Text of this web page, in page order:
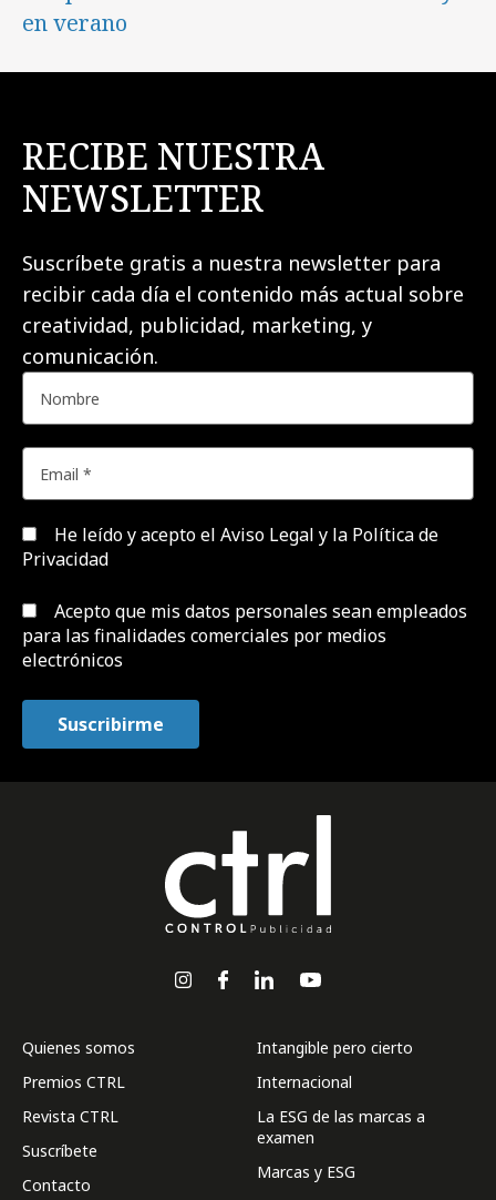
en verano
RECIBE NUESTRA
NEWSLETTER
Suscríbete gratis a nuestra newsletter para
recibir cada día el contenido más actual sobre
creatividad, publicidad, marketing, y
comunicación.
He leído y acepto el Aviso Legal y la Política de
Privacidad
Acepto que mis datos personales sean empleados
para las finalidades comerciales por medios
electrónicos
Quienes somos
Premios CTRL
Revista CTRL
Suscríbete
Contacto
Intangible pero cierto
Internacional
La ESG de las marcas a
examen
Marcas y ESG